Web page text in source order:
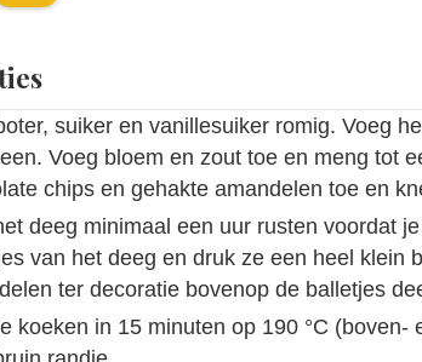
suiker en vanillesuiker romig. Voeg
Voeg bloem en zout toe en meng tot
chips en gehakte amandelen toe en
deeg minimaal een uur rusten voordat
van het deeg en druk ze een heel klein
ter decoratie bovenop de balletjes
koeken in 15 minuten op 190 °C (boven-